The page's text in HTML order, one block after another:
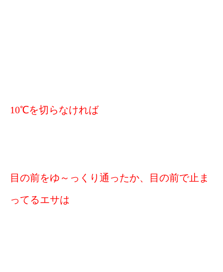
10℃を切らなければ
目の前をゆ～っくり通ったか、目の前で止ま
ってるエサは